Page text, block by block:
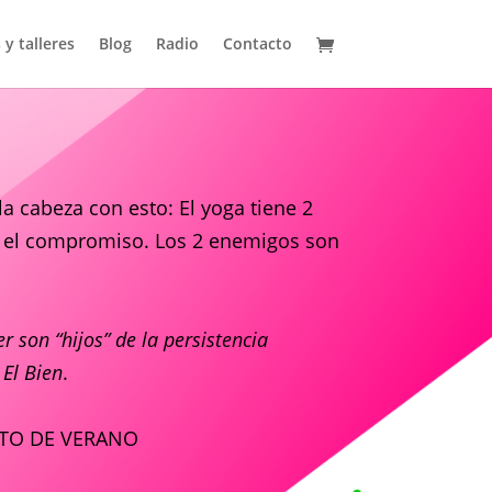
y talleres Blog Radio Contacto
cabeza con esto: El yoga tiene 2
compromiso. Los 2 enemigos son
son “hijos” de la persistencia
Bien.
DE VERANO